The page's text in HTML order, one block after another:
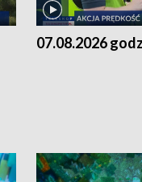
07.08.2026